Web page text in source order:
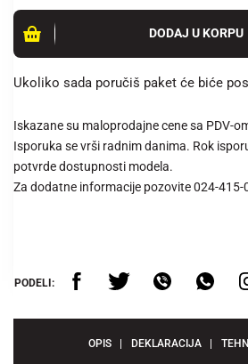
DODAJ U KORPU
Ukoliko sada poručiš paket će biće
Iskazane su maloprodajne cene sa PDV-
Isporuka se vrši radnim danima. Rok
potvrde dostupnosti modela.
Za dodatne informacije pozovite 024-415-
PODELI:
OPIS DEKLARACIJA